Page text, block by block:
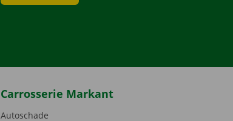
Carrosserie Markant
Autoschade